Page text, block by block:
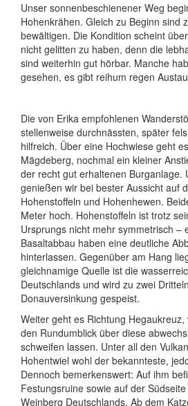
Unser sonnenbeschienener Weg
Hohenkrähen. Gleich zu Beginn sind
bewältigen. Die Kondition scheint
nicht gelitten zu haben, denn die
sind weiterhin gut hörbar. Manche
gesehen, es gibt reihum regen
Die von Erika empfohlenen
stellenweise durchnässten, später
hilfreich. Über eine Hochwiese geht
Mägdeberg, nochmal ein kleiner
der recht gut erhaltenen Burganlage.
genießen wir bei bester Aussicht auf
Hohenstoffeln und Hohenhewen.
Meter hoch. Hohenstoffeln ist trotz
Ursprungs nicht mehr symmetrisch –
Basaltabbau haben eine deutliche
hinterlassen. Gegenüber am Hang
gleichnamige Quelle ist die
Deutschlands und wird zu zwei
Donauversinkung gespeist.
Weiter geht es Richtung
den Rundumblick über diese
schweifen lassen. Unter all den
Hohentwiel wohl der bekannteste,
Dennoch bemerkenswert: Auf ihm
Festungsruine sowie auf der
Weinberg Deutschlands. Ab dem